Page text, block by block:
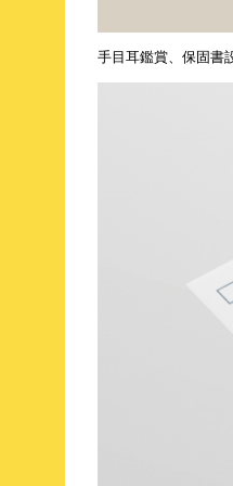
手目耳鑑賞、保固書